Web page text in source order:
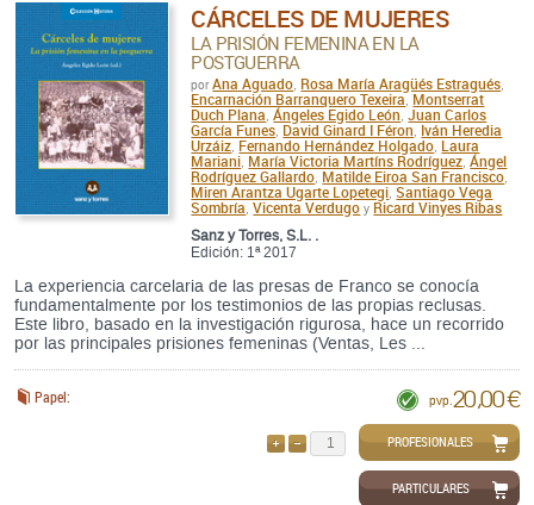
CÁRCELES DE MUJERES
LA PRISIÓN FEMENINA EN LA
POSTGUERRA
por Ana Aguado Rosa María Aragüés Estragués
Encarnación Barranquero Texeira Montserrat
Duch Plana Ángeles Egido León Juan Carlos
García Funes David Ginard I Féron Iván Heredia
Urzáiz Fernando Hernández Holgado Laura
Mariani María Victoria Martíns Rodríguez Ángel
Rodríguez Gallardo Matilde Eiroa San Francisco
Miren Arantza Ugarte Lopetegi ,Santiago Vega
Sombría ,Vicenta Verdugo y Ricard Vinyes Ribas
Sanz y Torres, S.L. .
Edición: 1ª 2017
La experiencia carcelaria de las presas de Franco se conocía
fundamentalmente por los testimonios de las propias reclusas.
Este libro, basado en la investigación rigurosa, hace un recorrido
por las principales prisiones femeninas (Ventas, Les ...
Papel: pvp. 20,00 €
QUITARPROFESIONALES
PARTICULARES